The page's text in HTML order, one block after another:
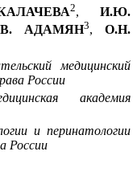
2, И.Ю.
АДАМЯН3,О.Н.
медицинский
России
академия
и перинатологии
России